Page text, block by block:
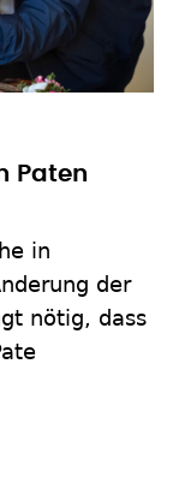
Paten
in
der
nötig, dass